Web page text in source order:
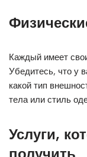
Каждый имеет
Убедитесь, что у
какой тип
тела или стиль
Услуги,